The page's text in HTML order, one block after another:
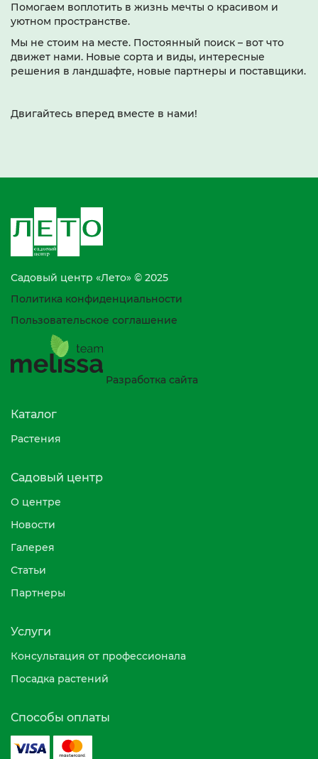
Помогаем воплотить в жизнь мечты о красивом и
уютном пространстве.
Мы не стоим на месте. Постоянный поиск – вот что
движет нами. Новые сорта и виды, интересные
решения в ландшафте, новые партнеры и поставщики.
Двигайтесь вперед вместе в нами!
Садовый центр «Лето» © 2025
Политика конфиденциальности
Пользовательское соглашение
Разработка сайта
Каталог
Растения
Садовый центр
О центре
Новости
Галерея
Статьи
Партнеры
Услуги
Консультация от профессионала
Посадка растений
Способы оплаты